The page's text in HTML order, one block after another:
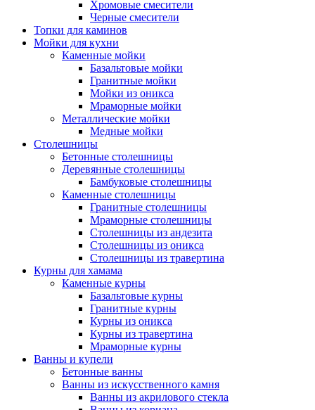
Хромовые смесители
Черные смесители
Топки для каминов
Мойки для кухни
Каменные мойки
Базальтовые мойки
Гранитные мойки
Мойки из оникса
Мраморные мойки
Металлические мойки
Медные мойки
Столешницы
Бетонные столешницы
Деревянные столешницы
Бамбуковые столешницы
Каменные столешницы
Гранитные столешницы
Мраморные столешницы
Столешницы из андезита
Столешницы из оникса
Столешницы из травертина
Курны для хамама
Каменные курны
Базальтовые курны
Гранитные курны
Курны из оникса
Курны из травертина
Мраморные курны
Ванны и купели
Бетонные ванны
Ванны из искусственного камня
Ванны из акрилового стекла